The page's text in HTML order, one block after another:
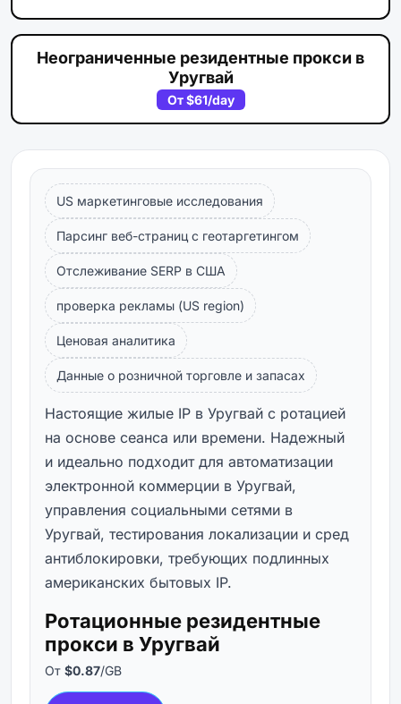
Неограниченные резидентные прокси в
Уругвай
От$61/day
US маркетинговые исследования
Парсинг веб-страниц с геотаргетингом
Отслеживание SERP в США
проверка рекламы (US region)
Ценовая аналитика
Данные о розничной торговле и запасах
Настоящие жилые IP в Уругвай с ротацией
на основе сеанса или времени. Надежный
и идеально подходит для автоматизации
электронной коммерции в Уругвай,
управления социальными сетями в
Уругвай, тестирования локализации и сред
антиблокировки, требующих подлинных
американских бытовых IP.
Ротационные резидентные
прокси в Уругвай
От $0.87/GB